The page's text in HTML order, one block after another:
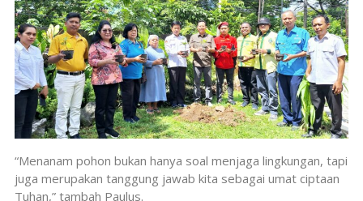
“Menanam pohon bukan hanya soal menjaga lingkungan, tapi
juga merupakan tanggung jawab kita sebagai umat ciptaan
Tuhan,” tambah Paulus.